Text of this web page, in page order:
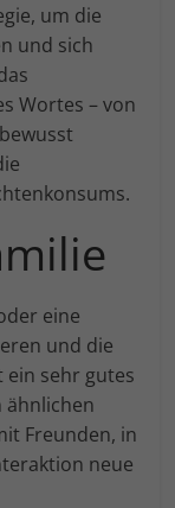
um die
und sich
Wortes – von
eine
und die
ein sehr gutes
ähnlichen
Freunden, in
neue